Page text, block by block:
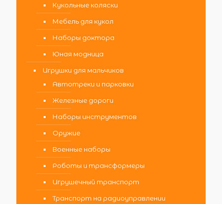
Кукольные коляски
Мебель для кукол
Наборы доктора
Юная модница
Игрушки для мальчиков
Автотреки и парковки
Железные дороги
Наборы инструментов
Оружие
Военные наборы
Роботы и трансформеры
Игрушечный транспорт
Транспорт на радиоуправлении